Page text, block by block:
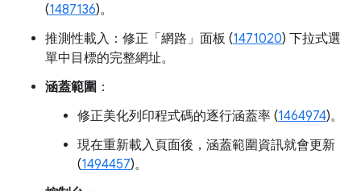
(1487136)。
推測性載入：修正「網路」 面板 (1471020) 下拉式選
單中目標的完整網址。
涵蓋範圍 ：
修正美化列印程式碼的逐行涵蓋率 (1464974)。
現在重新載入頁面後，涵蓋範圍資訊就會更新
(1494457)。